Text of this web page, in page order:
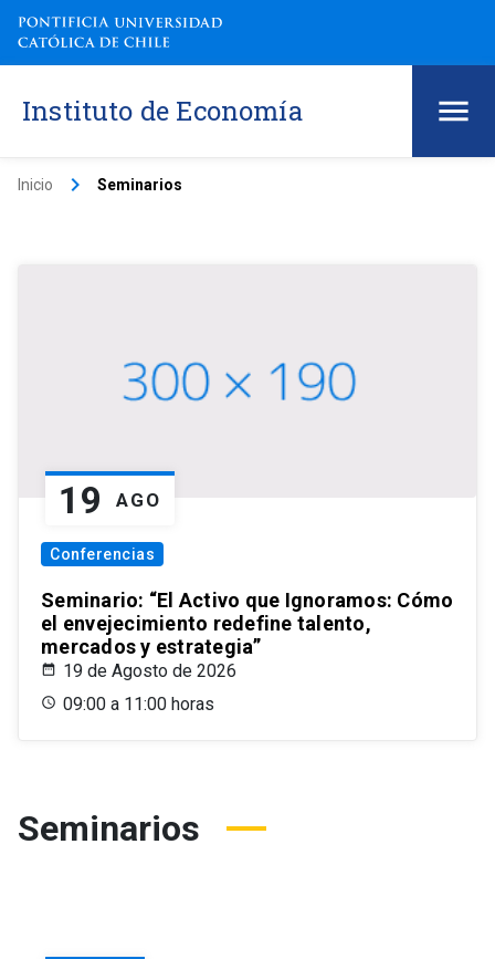
Instituto de Economía
Inicio keyboard_arrow_right Seminarios
19 AGO
Conferencias
Seminario: “El Activo que Ignoramos: Cómo
el envejecimiento redefine talento,
mercados y estrategia”
19 de Agosto de 2026
09:00 a 11:00 horas
Seminarios